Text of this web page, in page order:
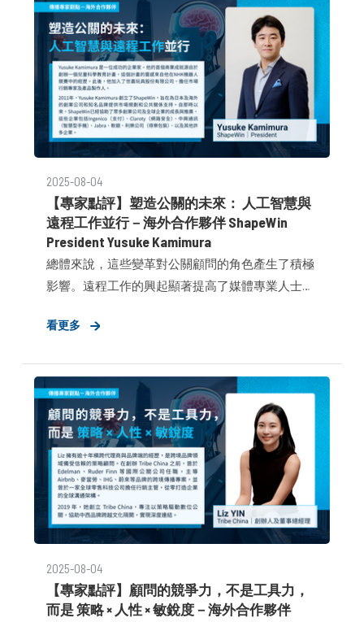
轉變 —— 不僅仰賴我們處理危機溝通、精準傳遞防
疫政策，更進一步推動內外部溝通與韌性文化的建
設。
2025-08-04
【專家點評】塑造公關的未來： 人工智慧與
遠程工作並行－海外合作夥伴 ShapeWin
President Yusuke Kamimura
總體來說，這些變革對公關顧問的角色產生了積極
影響。遠程工作的興起顯著提高了媒體專業人士和
首先，它增加了與記者互動的機會；其次，數位溝
輕鬆分析和回顧的記錄。
看更多
2025-08-04
【專家點評】顧問的競爭力，不是工具力，
而是 策略 × 人性 × 敏銳度－海外合作夥伴